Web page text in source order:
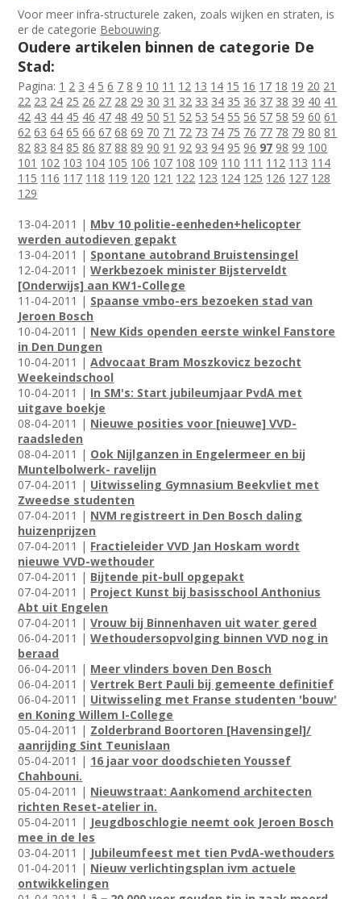
Voor meer infra-structurele zaken, zoals wijken en straten, is
er de categorie Bebouwing.
Oudere artikelen binnen de categorie De
Stad:
Pagina: 1 2 3 4 5 6 7 8 9 10 11 12 13 14 15 16 17 18 19 20 21
22 23 24 25 26 27 28 29 30 31 32 33 34 35 36 37 38 39 40 41
42 43 44 45 46 47 48 49 50 51 52 53 54 55 56 57 58 59 60 61
62 63 64 65 66 67 68 69 70 71 72 73 74 75 76 77 78 79 80 81
82 83 84 85 86 87 88 89 90 91 92 93 94 95 96 97 98 99 100
101 102 103 104 105 106 107 108 109 110 111 112 113 114
115 116 117 118 119 120 121 122 123 124 125 126 127 128
129
13-04-2011 | Mbv 10 politie-eenheden+helicopter
werden autodieven gepakt
13-04-2011 | Spontane autobrand Bruistensingel
12-04-2011 |Werkbezoek minister Bijsterveldt
[Onderwijs] aan KW1-College
11-04-2011 | Spaanse vmbo-ers bezoeken stad van
Jeroen Bosch
10-04-2011 | New Kids openden eerste winkel Fanstore
in Den Dungen
10-04-2011 |Advocaat Bram Moszkovicz bezocht
Weekeindschool
10-04-2011 | In SM's: Start jubileumjaar PvdA met
uitgave boekje
08-04-2011 | Nieuwe posities voor [nieuwe] VVD-
raadsleden
08-04-2011 | Ook Nijlganzen in Engelermeer en bij
Muntelbolwerk- ravelijn
07-04-2011 | Uitwisseling Gymnasium Beekvliet met
Zweedse studenten
07-04-2011 | NVM registreert in Den Bosch daling
huizenprijzen
07-04-2011 | Fractieleider VVD Jan Hoskam wordt
nieuwe VVD-wethouder
07-04-2011 | Bijtende pit-bull opgepakt
07-04-2011 | Project Kunst bij basisschool Anthonius
Abt uit Engelen
07-04-2011 |Vrouw bij Binnenhaven uit water gered
06-04-2011 |Wethoudersopvolging binnen VVD nog in
beraad
06-04-2011 | Meer vlinders boven Den Bosch
06-04-2011 |Vertrek Bert Pauli bij gemeente definitief
06-04-2011 | Uitwisseling met Franse studenten 'bouw'
en Koning Willem I-College
05-04-2011 | Zolderbrand Boortoren [Havensingel]/
aanrijding Sint Teunislaan
05-04-2011 | 16 jaar voor doodschieten Youssef
Chahbouni.
05-04-2011 | Nieuwstraat: Aankomend architecten
richten Reset-atelier in.
05-04-2011 | Jeugdboschlogie neemt ook Jeroen Bosch
mee in de les
03-04-2011 | Jubileumfeest met tien PvdA-wethouders
01-04-2011 | Nieuw verlichtingsplan ivm actuele
ontwikkelingen